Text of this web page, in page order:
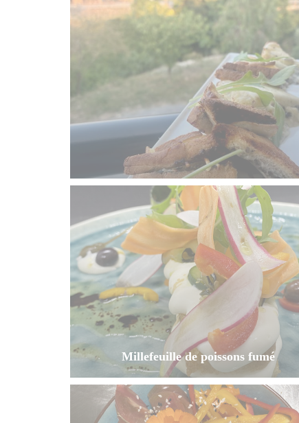
Millefeuille de poissons fumé